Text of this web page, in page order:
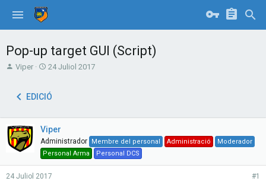
Pop-up target GUI (Script)
T
e
d
s
t
a
Viper
S
r
d
a
t
e
24 Juliol 2017
EDICIÓ
Viper
Administrador Membre del personal Administració
Moderador
Personal Arma
Personal DCS
24 Juliol 2017 #1